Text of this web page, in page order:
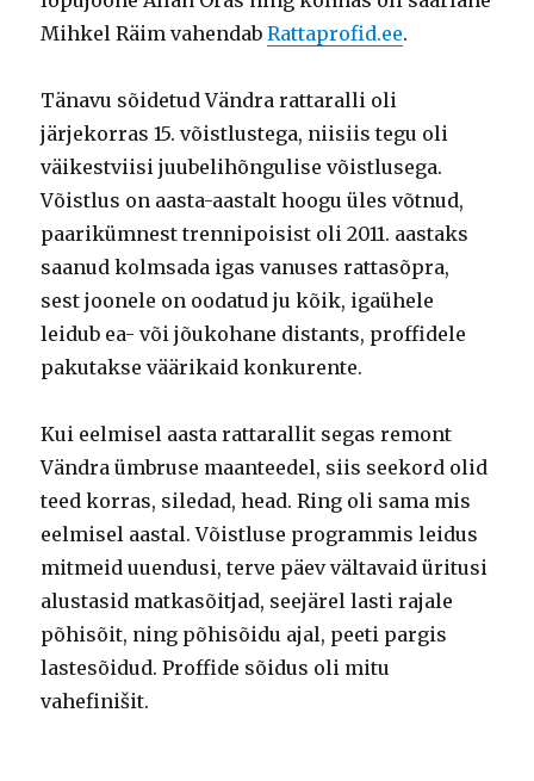
Mihkel Räim vahendabRattaprofid.ee.
Tänavu sõidetud Vändra rattaralli oli
järjekorras 15. võistlustega, niisiis tegu oli
väikestviisi juubelihõngulise võistlusega.
Võistlus on aasta-aastalt hoogu üles võtnud,
paarikümnest trennipoisist oli 2011. aastaks
saanud kolmsada igas vanuses rattasõpra,
sest joonele on oodatud ju kõik, igaühele
leidub ea- või jõukohane distants, proffidele
pakutakse väärikaid konkurente.
Kui eelmisel aasta rattarallit segas remont
Vändra ümbruse maanteedel, siis seekord olid
teed korras, siledad, head. Ring oli sama mis
eelmisel aastal. Võistluse programmis leidus
mitmeid uuendusi, terve päev vältavaid üritusi
alustasid matkasõitjad, seejärel lasti rajale
põhisõit, ning põhisõidu ajal, peeti pargis
lastesõidud. Proffide sõidus oli mitu
vahefinišit.